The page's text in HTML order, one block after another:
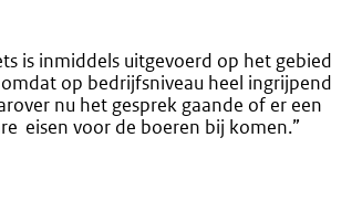
is inmiddels uitgevoerd op het gebied
op bedrijfsniveau heel ingrijpend
nu het gesprek gaande of er een
eisen voor de boeren bij komen.”